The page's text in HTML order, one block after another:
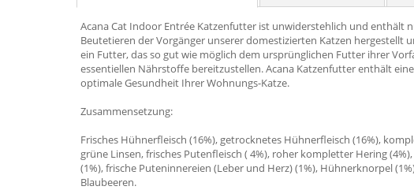
Acana Cat Indoor Entrée Katzenfutter ist unwiderstehlich und enthält
Beutetieren der Vorgänger unserer domestizierten Katzen
ein Futter, das so gut wie möglich dem ursprünglichen Futter ihrer
essentiellen Nährstoffe bereitzustellen. Acana Katzenfutter enthält
optimale Gesundheit Ihrer Wohnungs-Katze.
Zusammensetzung:
Frisches Hühnerfleisch (16%), getrocknetes Hühnerfleisch (16%),
grüne Linsen, frisches Putenfleisch ( 4%), roher kompletter Hering
(1%), frische Puteninnereien (Leber und Herz) (1%), Hühnerknorpel
Blaubeeren.